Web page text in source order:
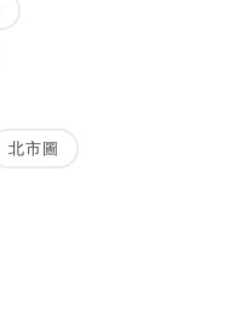
北市圖